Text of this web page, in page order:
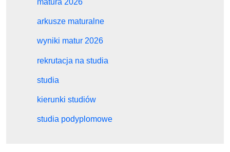
arkusze maturalne
wyniki matur 2026
rekrutacja na studia
studia
kierunki studiów
studia podyplomowe